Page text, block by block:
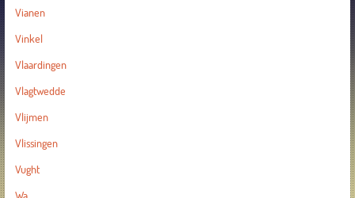
Vianen
Vinkel
Vlaardingen
Vlagtwedde
Vlijmen
Vlissingen
Vught